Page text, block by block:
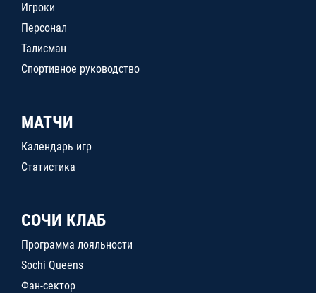
Игроки
Персонал
Талисман
Спортивное руководство
МАТЧИ
Календарь игр
Статистика
СОЧИ КЛАБ
Программа лояльности
Sochi Queens
Фан-сектор